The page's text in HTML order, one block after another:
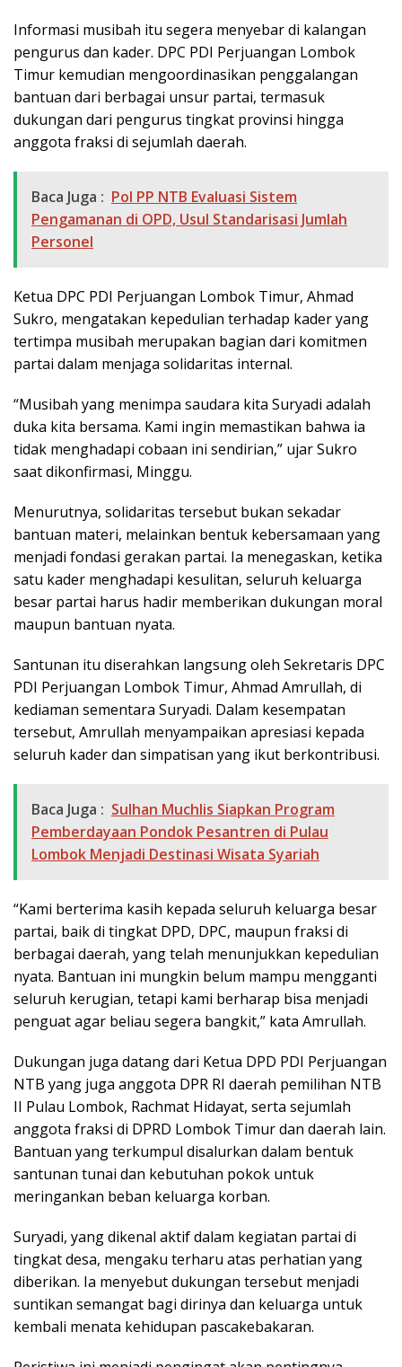
Informasi musibah itu segera menyebar di kalangan
pengurus dan kader. DPC PDI Perjuangan Lombok
Timur kemudian mengoordinasikan penggalangan
bantuan dari berbagai unsur partai, termasuk
dukungan dari pengurus tingkat provinsi hingga
anggota fraksi di sejumlah daerah.
Baca Juga : Pol PP NTB Evaluasi Sistem
Pengamanan di OPD, Usul Standarisasi Jumlah
Personel
Ketua DPC PDI Perjuangan Lombok Timur, Ahmad
Sukro, mengatakan kepedulian terhadap kader yang
tertimpa musibah merupakan bagian dari komitmen
partai dalam menjaga solidaritas internal.
“Musibah yang menimpa saudara kita Suryadi adalah
duka kita bersama. Kami ingin memastikan bahwa ia
tidak menghadapi cobaan ini sendirian,” ujar Sukro
saat dikonfirmasi, Minggu.
Menurutnya, solidaritas tersebut bukan sekadar
bantuan materi, melainkan bentuk kebersamaan yang
menjadi fondasi gerakan partai. Ia menegaskan, ketika
satu kader menghadapi kesulitan, seluruh keluarga
besar partai harus hadir memberikan dukungan moral
maupun bantuan nyata.
Santunan itu diserahkan langsung oleh Sekretaris DPC
PDI Perjuangan Lombok Timur, Ahmad Amrullah, di
kediaman sementara Suryadi. Dalam kesempatan
tersebut, Amrullah menyampaikan apresiasi kepada
seluruh kader dan simpatisan yang ikut berkontribusi.
Baca Juga : Sulhan Muchlis Siapkan Program
Pemberdayaan Pondok Pesantren di Pulau
Lombok Menjadi Destinasi Wisata Syariah
“Kami berterima kasih kepada seluruh keluarga besar
partai, baik di tingkat DPD, DPC, maupun fraksi di
berbagai daerah, yang telah menunjukkan kepedulian
nyata. Bantuan ini mungkin belum mampu mengganti
seluruh kerugian, tetapi kami berharap bisa menjadi
penguat agar beliau segera bangkit,” kata Amrullah.
Dukungan juga datang dari Ketua DPD PDI Perjuangan
NTB yang juga anggota DPR RI daerah pemilihan NTB
II Pulau Lombok, Rachmat Hidayat, serta sejumlah
anggota fraksi di DPRD Lombok Timur dan daerah lain.
Bantuan yang terkumpul disalurkan dalam bentuk
santunan tunai dan kebutuhan pokok untuk
meringankan beban keluarga korban.
Suryadi, yang dikenal aktif dalam kegiatan partai di
tingkat desa, mengaku terharu atas perhatian yang
diberikan. Ia menyebut dukungan tersebut menjadi
suntikan semangat bagi dirinya dan keluarga untuk
kembali menata kehidupan pascakebakaran.